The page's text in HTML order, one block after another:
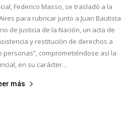
Federico Masso, se trasladó a la
para rubricar junto a Juan Bautista
de Justicia de la Nación, un acta de
y restitución de derechos a
comprometiéndose así la
en su carácter...
más